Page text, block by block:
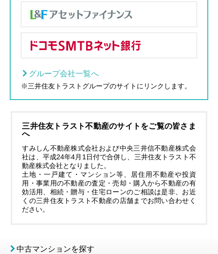
グループ会社一覧へ
※三井住友トラストグループのサイトにリンクします。
三井住友トラスト不動産のサイトをご覧の皆さま
へ
すみしん不動産株式会社および中央三井信不動産株式会
社は、平成24年4月1日付で合併し、三井住友トラスト不
動産株式会社となりました。
土地・一戸建て・マンション等、居住用不動産や投資
用・事業用の不動産の査定・売却・購入から不動産の有
効活用、相続・贈与・住宅ローンのご相談は是非、お近
くの三井住友トラスト不動産の店舗までお問い合わせく
ださい。
中古マンションを探す